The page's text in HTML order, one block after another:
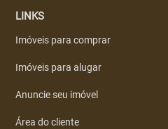
LINKS
Imóveis para comprar
Imóveis para alugar
Anuncie seu imóvel
Área do cliente